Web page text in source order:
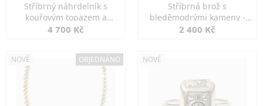
Stříbrný náhrdelník s
kouřovým topazem a
markazity
4 700 Kč
Stříbrná brož s
bleděmodrými kameny -
jemná elegance
2 400 Kč
NOVÉ OBJEDNÁNO NOVÉ